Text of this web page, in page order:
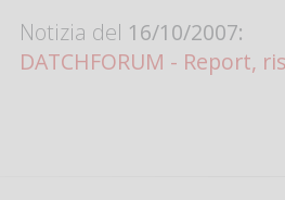
Notizia del 16/10/2007:
DATCHFORUM - Report,